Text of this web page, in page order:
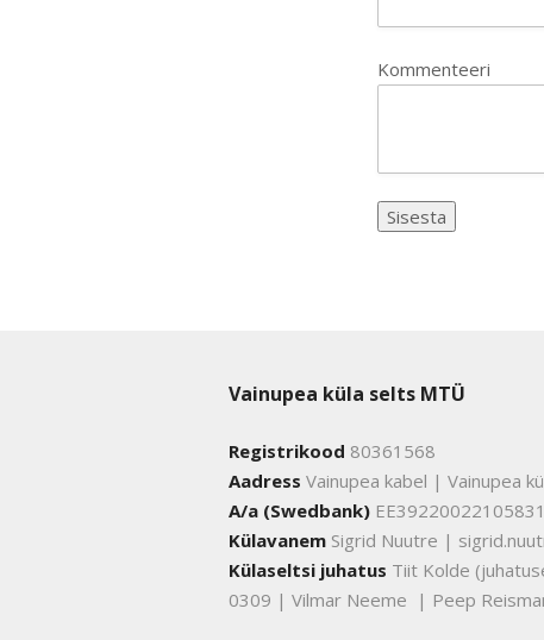
Kommenteeri
Vainupea küla selts MTÜ
Registrikood 80361568
Aadress Vainupea kabel | Vainupea
A/a (Swedbank)
Külavanem Sigrid Nuutre |
Külaseltsi juhatus Tiit Kolde
0309 | Vilmar Neeme | Peep